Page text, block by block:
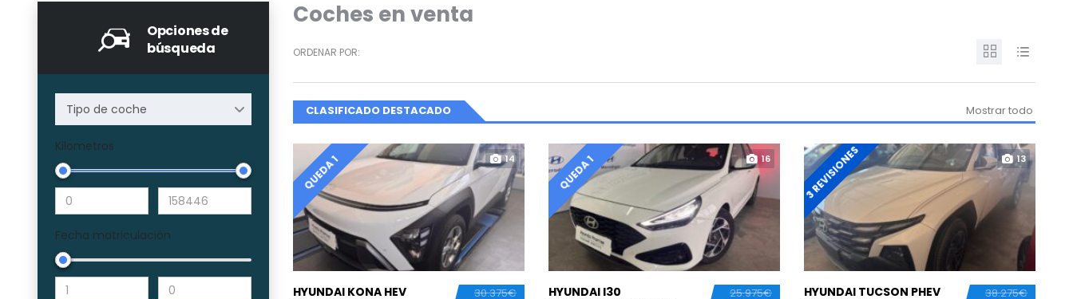
Opciones de
búsqueda
Tipo de coche
Kilometros
Fecha matriculación
Coches en venta
ORDENAR POR:
CLASIFICADO DESTACADO Mostrar todo
QUEDA 1 14
30.375€
HYUNDAI KONA HEV
QUEDA 1 16
25.975€
HYUNDAI I30
3 REVISIONES 13
38.275€
HYUNDAI TUCSON PHEV